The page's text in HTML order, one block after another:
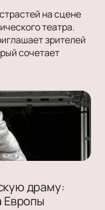
на сцене
театра.
зрителей
сочетает
драму:
Европы